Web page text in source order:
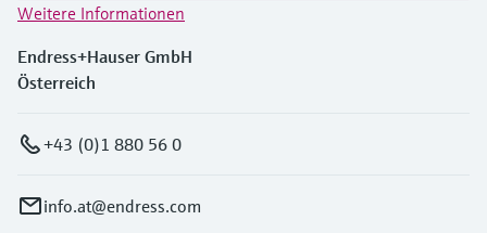
Weitere Informationen
Endress+Hauser GmbH
Österreich
+43 (0)1 880 56 0
info.at@endress.com